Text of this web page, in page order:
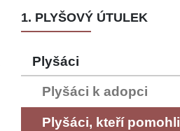
1. PLYŠOVÝ ÚTULEK
Plyšáci
Plyšáci k adopci
Plyšáci, kteří pomohli